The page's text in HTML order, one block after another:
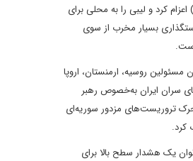
کرد و لیبی را به محلی برای
بسیار مخرب از سوی
روسیه، ارمنستان، اروپا
سران ایران به‌خصوص رهبر
تروریست‌های مزدور سوریه‌ای
کرد.
یک هشدار سطح بالا برای